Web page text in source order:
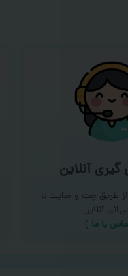
آنلاین
طریق چت و سایت با
آنلاین
با ما‌ )